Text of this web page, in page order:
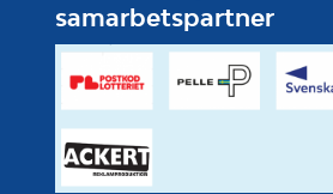
samarbetspartner